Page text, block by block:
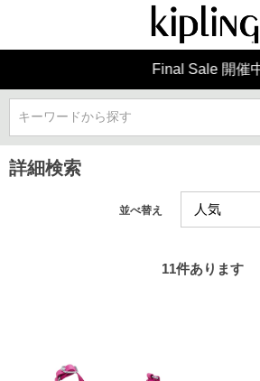
Final Sale 開催中
キーワードから探す
詳細検索
並べ替え
11件あります